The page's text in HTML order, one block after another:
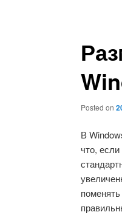
Posted on
В
что,